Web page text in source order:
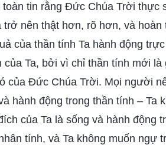
tin rằng Đức Chúa Trời thực
trở nên thật hơn, rõ hơn, và
của thần tính Ta hành động
của Ta, bởi vì chỉ thần tính mới
của Đức Chúa Trời. Mọi người
hành động trong thần tính – Ta
của Ta là sống và hành động
tính, và Ta không muốn ngự